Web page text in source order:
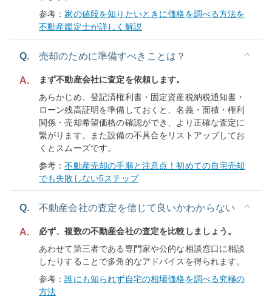
参考：家の値段を知りたいときに価格を調べる方法を
不動産鑑定士が詳しく解説
Q. 売却のために準備すべきことは？
A.
まず不動産会社に査定を依頼します。
あらかじめ、登記済権利書・固定資産税納税通知書・
ローン残高証明を準備しておくと、名義・面積・権利
関係・売却希望価格の確認ができ、より正確な査定に
繋がります。また設備の不具合をリストアップしてお
くとスムーズです。
参考：不動産売却の手順と注意点！初めての自宅売却
でも失敗しない5ステップ
Q. 不動産会社の査定を信じて良いかわからない
A.
必ず、複数の不動産会社の査定を比較しましょう。
あわせて第三者である専門家や公的な相談窓口に相談
したりすることで多角的なアドバイスを得られます。
参考：誰にも知られず自宅の相場価格を調べる究極の
方法